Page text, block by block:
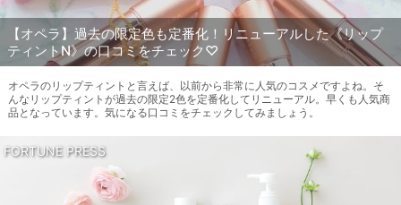
【オペラ】過去の限定色も定番化！リニューアルした《リップ
ティントN》の口コミをチェック♡
オペラのリップティントと言えば、以前から非常に人気のコスメですよね。そ
んなリップティントが過去の限定2色を定番化してリニューアル。早くも人気商
品となっています。気になる口コミをチェックしてみましょう。
FORTUNE PRESS